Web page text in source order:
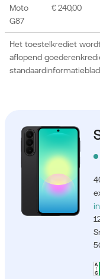
Het toestelkrediet
aflopend
Moto
G87
€ 240,00